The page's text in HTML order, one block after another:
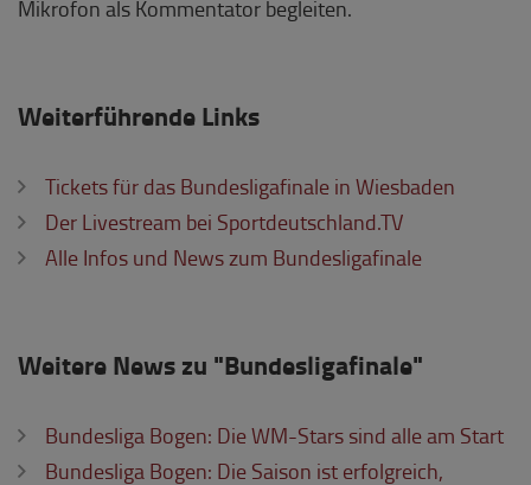
Mikrofon als Kommentator begleiten.
Weiterführende Links
Tickets für das Bundesligafinale in Wiesbaden
Der Livestream bei Sportdeutschland.TV
Alle Infos und News zum Bundesligafinale
Weitere News zu "Bundesligafinale"
Bundesliga Bogen: Die WM-Stars sind alle am Start
Bundesliga Bogen: Die Saison ist erfolgreich,